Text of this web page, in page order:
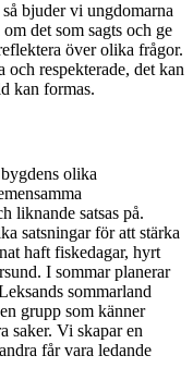
bjuder vi ungdomarna
det som sagts och ge
över olika frågor.
och respekterade, det kan
kan formas.
olika
liknande satsas på.
satsningar för att stärka
haft fiskedagar, hyrt
I sommar planerar
sommarland
grupp som känner
saker. Vi skapar en
får vara ledande